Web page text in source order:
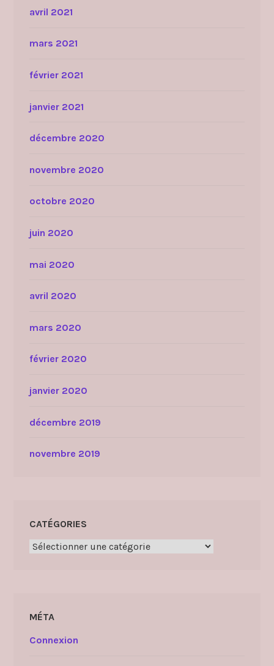
avril 2021
mars 2021
février 2021
janvier 2021
décembre 2020
novembre 2020
octobre 2020
juin 2020
mai 2020
avril 2020
mars 2020
février 2020
janvier 2020
décembre 2019
novembre 2019
CATÉGORIES
Catégories
MÉTA
Connexion